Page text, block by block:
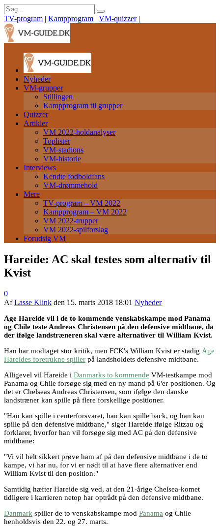
TV-program | Kampprogram | VM-quizzer |
Nyheder
VM-grupper
Stillingen
Kampprogram til grupper
Quizzer
Artikler
VM 2022-holdanalyser
Toplister
VM-stadions
VM-historie
Interviews
Kendte fodboldfans
VM-drømmehold
Mere
TV-program – VM 2022
Kampprogram – VM 2022
VM 2022-trupper
VM 2022-spilforslag
Forudsig VM
Hareide: AC skal testes som alternativ til
Kvist
0
AfLasse Klink den 15. marts 2018 18:01 Nyheder
Åge Hareide vil i de to kommende venskabskampe mod Panama
og Chile teste Andreas Christensen på den defensive midtbane, da
der ifølge landstræneren skal være alternativer til William Kvist.
Han har modtaget stor kritik, men FCK's William Kvist er stadig Åge
Hareides foretrukne spiller på landsholdets defensive midtbane.
Alligevel vil Hareide i Danmarks to kommende VM-testkampe mod
Panama og Chile forsøge sig med en ny mand på 6'er-positionen. Og
det er Chelseas Andreas Christensen, som ifølge den danske
landstræner kan spille på flere forskellige positioner.
"Han kan spille i centerforsvaret, han kan spille back, og han kan
spille på den defensive midtbane," siger Hareide ifølge Ritzau og
forklarer, hvorfor han vil forsøge sig med AC på den defensive
midtbane:
"Vi vil helt sikkert prøve ham af på den defensive midtbane i de to
kampe, vi har nu, for vi er nødt til at have flere alternativer end
William Kvist til den position."
Samtidig hæfter Hareide sig ved, at den 21-årige Chelsea-komet
tidligere i karrieren netop har optrådt på den defensive midtbane.
Danmark spiller de to venskabskampe mod Panama og Chile
henholdsvis den 22. og 27. marts.